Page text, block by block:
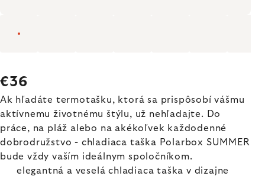
€36
Ak hľadáte termotašku, ktorá sa prispôsobí vášmu
aktívnemu životnému štýlu, už nehľadajte. Do
práce, na pláž alebo na akékoľvek každodenné
dobrodružstvo - chladiaca taška Polarbox SUMMER
bude vždy vaším ideálnym spoločníkom.
elegantná a veselá chladiaca taška v dizajne